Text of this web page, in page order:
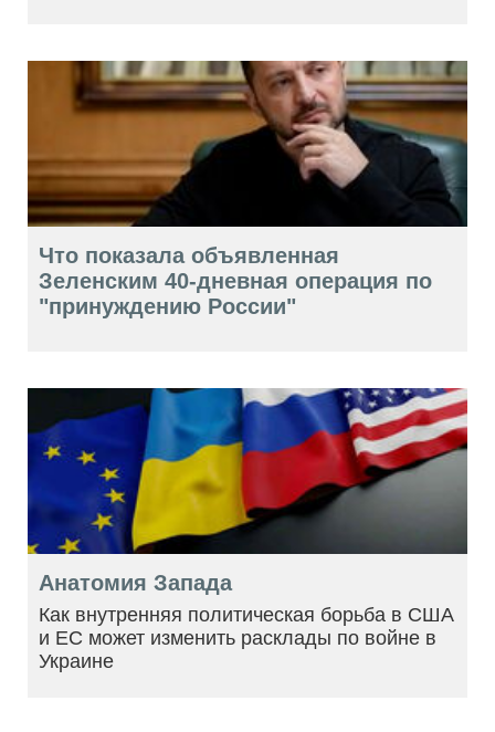
Что показала объявленная
Зеленским 40-дневная операция по
"принуждению России"
Анатомия Запада
Как внутренняя политическая борьба в США
и ЕС может изменить расклады по войне в
Украине